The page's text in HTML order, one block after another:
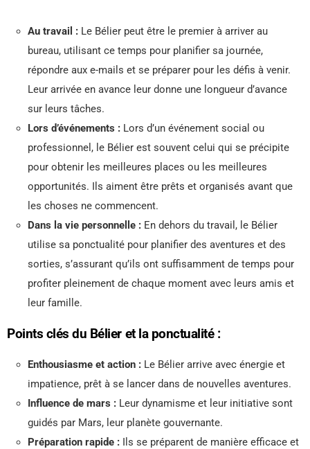
Au travail : Le Bélier peut être le premier à arriver au
bureau, utilisant ce temps pour planifier sa journée,
répondre aux e-mails et se préparer pour les défis à venir.
Leur arrivée en avance leur donne une longueur d’avance
sur leurs tâches.
Lors d’événements : Lors d’un événement social ou
professionnel, le Bélier est souvent celui qui se précipite
pour obtenir les meilleures places ou les meilleures
opportunités. Ils aiment être prêts et organisés avant que
les choses ne commencent.
Dans la vie personnelle : En dehors du travail, le Bélier
utilise sa ponctualité pour planifier des aventures et des
sorties, s’assurant qu’ils ont suffisamment de temps pour
profiter pleinement de chaque moment avec leurs amis et
leur famille.
Points clés du Bélier et la ponctualité :
Enthousiasme et action : Le Bélier arrive avec énergie et
impatience, prêt à se lancer dans de nouvelles aventures.
Influence de mars : Leur dynamisme et leur initiative sont
guidés par Mars, leur planète gouvernante.
Préparation rapide : Ils se préparent de manière efficace et